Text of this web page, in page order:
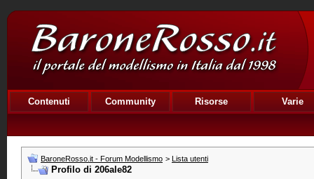
Contenuti Community Risorse Varie
BaroneRosso.it - Forum Modellismo > Lista utenti
Profilo di 206ale82